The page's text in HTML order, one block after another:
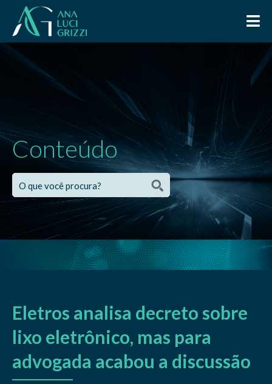
Conteúdo
Eletros analisa decreto sobre
lixo eletrônico, mas para
advogada acabou a discussão